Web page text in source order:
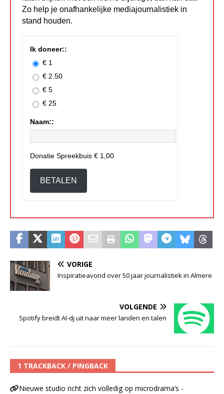
Zo help je onafhankelijke mediajournalistiek in
stand houden.
Ik doneer::
€ 1
€ 2.50
€ 5
€ 25
Naam::
Donatie Spreekbuis € 1,00
BETALEN
VORIGE
Inspiratieavond over 50 jaar journalistiek in Almere
VOLGENDE
Spotify breidt AI-dj uit naar meer landen en talen
1 TRACKBACK / PINGBACK
Nieuwe studio richt zich volledig op microdrama’s -